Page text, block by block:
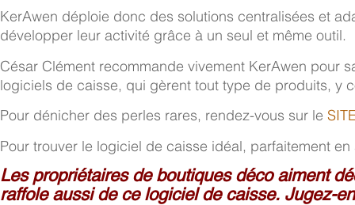
KerAwen déploie donc des solutions centralisées et
développer leur activité grâce à un seul et même outil.
César Clément recommande vivement KerAwen pour
logiciels de caisse, qui gèrent tout type de produits, y
Pour dénicher des perles rares, rendez-vous sur le
Pour trouver le logiciel de caisse idéal, parfaitement
Les propriétaires de boutiques déco aiment
raffole aussi de ce logiciel de caisse. Jugez-